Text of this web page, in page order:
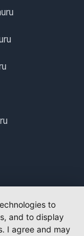
to
and to display
I agree and may